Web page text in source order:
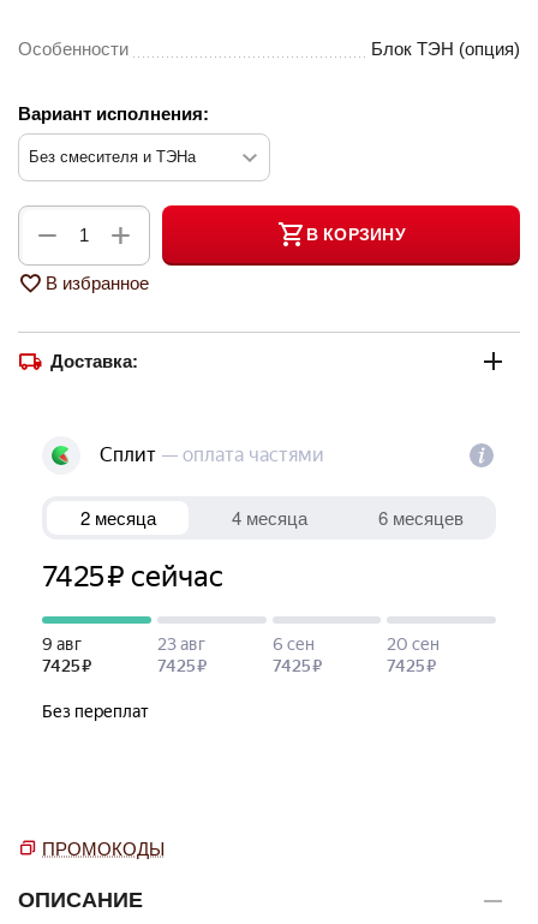
Особенности Блок ТЭН (опция)
Вариант исполнения:
+
− В КОРЗИНУ
В избранное
Доставка:
ПРОМОКОДЫ
ОПИСАНИЕ